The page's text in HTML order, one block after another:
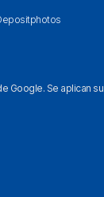
Google. Se aplican su